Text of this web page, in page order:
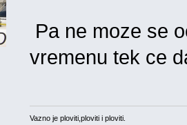
Pa ne moze se
vremenu tek ce
Vazno je ploviti,ploviti i ploviti.